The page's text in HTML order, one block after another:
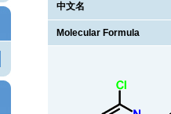
中文名
Molecular Formula